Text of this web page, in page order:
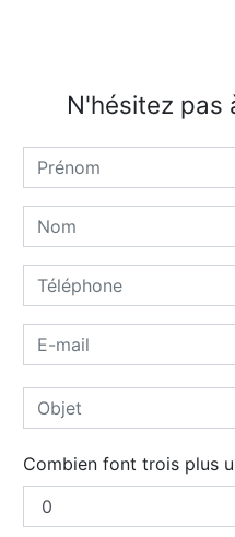
N'hésitez pas
Combien font trois plus